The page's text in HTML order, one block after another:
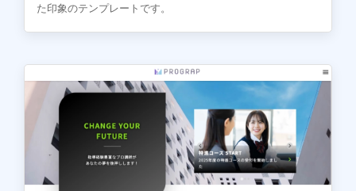
た印象のテンプレートです。